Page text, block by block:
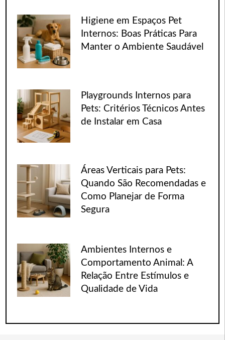
Higiene em Espaços Pet
Internos: Boas Práticas Para
Manter o Ambiente Saudável
Playgrounds Internos para
Pets: Critérios Técnicos Antes
de Instalar em Casa
Áreas Verticais para Pets:
Quando São Recomendadas e
Como Planejar de Forma
Segura
Ambientes Internos e
Comportamento Animal: A
Relação Entre Estímulos e
Qualidade de Vida